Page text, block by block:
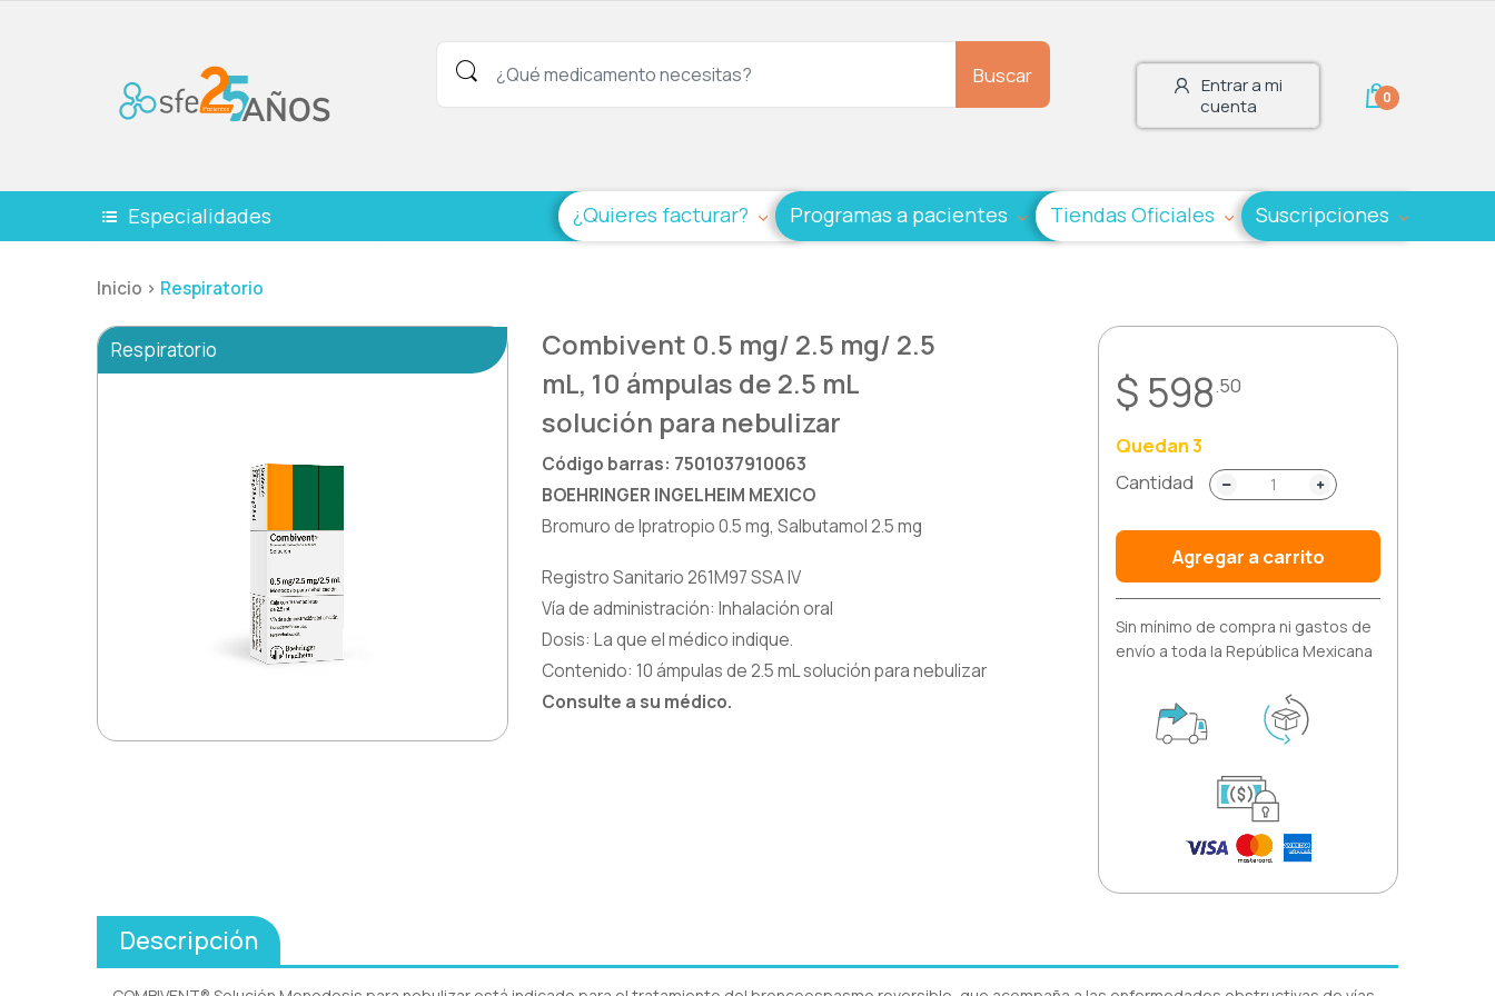
Buscar
Entrar a mi
cuenta
0
Especialidades ¿Quieres facturar? Programas a pacientes Tiendas Oficiales Suscripciones
Inicio > Respiratorio
Respiratorio
Combivent 0.5 mg/ 2.5 mg/ 2.5
mL, 10 ámpulas de 2.5 mL
solución para nebulizar
Código barras: 7501037910063
BOEHRINGER INGELHEIM MEXICO
Bromuro de Ipratropio 0.5 mg, Salbutamol 2.5 mg
Registro Sanitario 261M97 SSA IV
Vía de administración: Inhalación oral
Dosis: La que el médico indique.
Contenido: 10 ámpulas de 2.5 mL solución para nebulizar
Consulte a su médico.
$ 598.50
Quedan 3
Cantidad
Agregar a carrito
Sin mínimo de compra ni gastos de
envío a toda la República Mexicana
Descripción